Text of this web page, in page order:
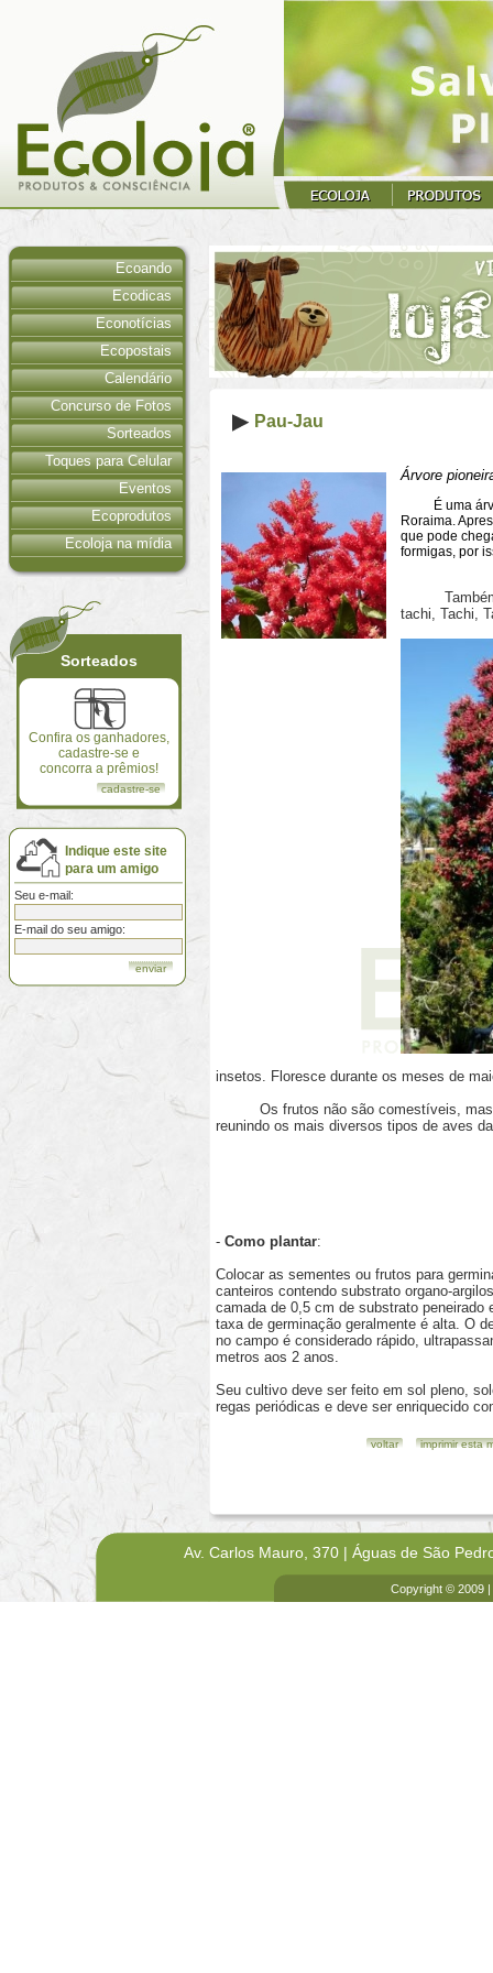
Ecoando
Ecodicas
Econotícias
Ecopostais
Calendário
Concurso de Fotos
Sorteados
Toques para Celular
Eventos
Ecoprodutos
Ecoloja na mídia
Sorteados
Confira os ganhadores,
cadastre-se e
concorra a prêmios!
cadastre-se
Indique este site
para um amigo
Seu e-mail:
E-mail do seu amigo:
Pau-Jau
Árvore
É uma
Roraima.
que pode
formigas, por
Também
tachi, Tachi,
insetos. Floresce durante os meses de
Os frutos não são comestíveis, mas a
reunindo os mais diversos tipos de aves
- Como plantar:
Colocar as sementes ou frutos para
canteiros contendo substrato organo-
camada de 0,5 cm de substrato peneirado
taxa de germinação geralmente é alta. O
no campo é considerado rápido,
metros aos 2 anos.
Seu cultivo deve ser feito em sol pleno,
regas periódicas e deve ser enriquecido
voltar imprimir esta
Av. Carlos Mauro, 370 | Águas de São
Copyright © 2009